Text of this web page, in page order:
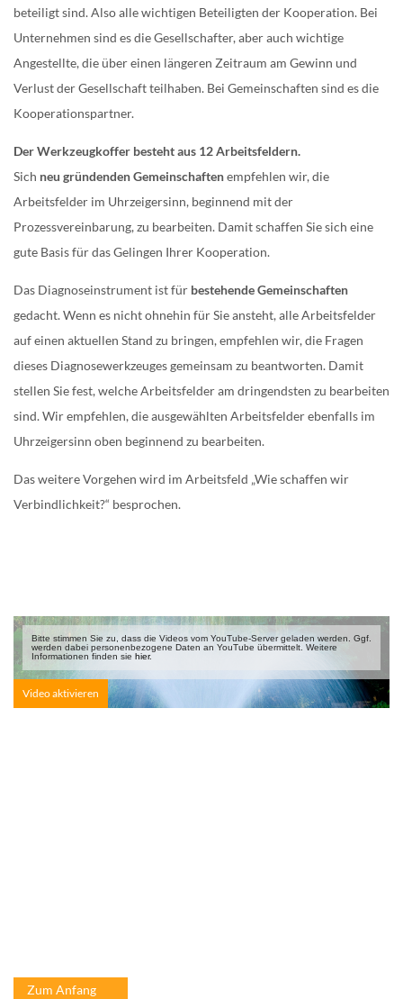
beteiligt sind. Also alle wichtigen Beteiligten der Kooperation. Bei
Unternehmen sind es die Gesellschafter, aber auch wichtige
Angestellte, die über einen längeren Zeitraum am Gewinn und
Verlust der Gesellschaft teilhaben. Bei Gemeinschaften sind es die
Kooperationspartner.
Der Werkzeugkoffer besteht aus 12 Arbeitsfeldern.
Sich neu gründenden Gemeinschaftenempfehlen wir, die
Arbeitsfelder im Uhrzeigersinn, beginnend mit der
Prozessvereinbarung, zu bearbeiten. Damit schaffen Sie sich eine
gute Basis für das Gelingen Ihrer Kooperation.
Das Diagnoseinstrument ist für bestehende Gemeinschaften
gedacht. Wenn es nicht ohnehin für Sie ansteht, alle Arbeitsfelder
auf einen aktuellen Stand zu bringen, empfehlen wir, die Fragen
dieses Diagnosewerkzeuges gemeinsam zu beantworten. Damit
stellen Sie fest, welche Arbeitsfelder am dringendsten zu bearbeiten
sind. Wir empfehlen, die ausgewählten Arbeitsfelder ebenfalls im
Uhrzeigersinn oben beginnend zu bearbeiten.
Das weitere Vorgehen wird im Arbeitsfeld „Wie schaffen wir
Verbindlichkeit?“ besprochen.
Bitte stimmen Sie zu, dass die Videos vom YouTube-Server geladen werden. Ggf.
werden dabei personen­bezogene Daten an YouTube übermittelt. Weitere
Informationen finden sie hier.
Zum Anfang